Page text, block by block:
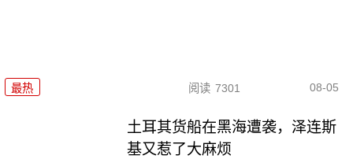
最热 阅读 7301 08-05
土耳其货船在黑海遭袭，泽连斯
基又惹了大麻烦